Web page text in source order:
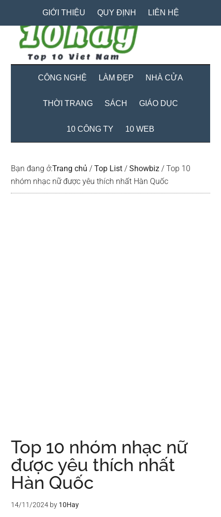
content
secondary
menu
primary
sidebar
GIỚI THIỆU QUY ĐỊNH LIÊN HỆ
CÔNG NGHỆ LÀM ĐẸP NHÀ CỬA
THỜI TRANG SÁCH GIÁO DỤC
10 CÔNG TY 10 WEB
Bạn đang ở:Trang chủ / Top List / Showbiz / Top 10
nhóm nhạc nữ được yêu thích nhất Hàn Quốc
Top 10 nhóm nhạc nữ
được yêu thích nhất
Hàn Quốc
14/11/2024 by 10Hay